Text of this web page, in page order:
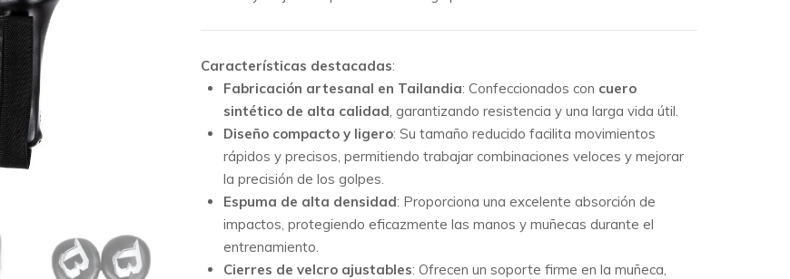
Características destacadas:
Fabricación artesanal en Tailandia: Confeccionados con cuero
sintético de alta calidad, garantizando resistencia y una larga vida útil.
Diseño compacto y ligero: Su tamaño reducido facilita movimientos
rápidos y precisos, permitiendo trabajar combinaciones veloces y mejorar
la precisión de los golpes.
Espuma de alta densidad: Proporciona una excelente absorción de
impactos, protegiendo eficazmente las manos y muñecas durante el
entrenamiento.
Cierres de velcro ajustables: Ofrecen un soporte firme en la muñeca,